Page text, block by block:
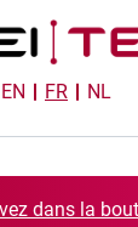
EN FR NL
dans la